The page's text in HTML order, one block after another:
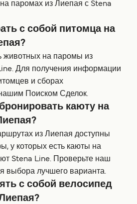
паромах из Лиепая с Stena
с собой питомца на
животных на паромы из
Для получения информации
и сборах
Поиском Сделок.
каюту на
из Лиепая доступны
у которых есть каюты на
Stena Line. Проверьте наш
выбора лучшего варианта.
с собой велосипед